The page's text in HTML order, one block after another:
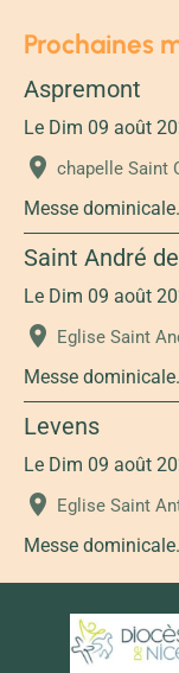
Prochaines
Aspremont
Le Dim 09 août
chapelle Saint
Messe
Saint André
Le Dim 09 août
Eglise Saint
Messe
Levens
Le Dim 09 août
Eglise Saint
Messe